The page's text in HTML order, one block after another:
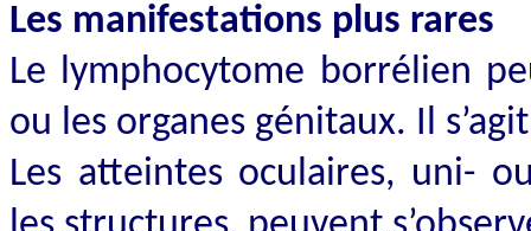
Les manifestations plus rares
Le lymphocytome borrélien
ou les organes génitaux. Il
Les atteintes oculaires, uni-